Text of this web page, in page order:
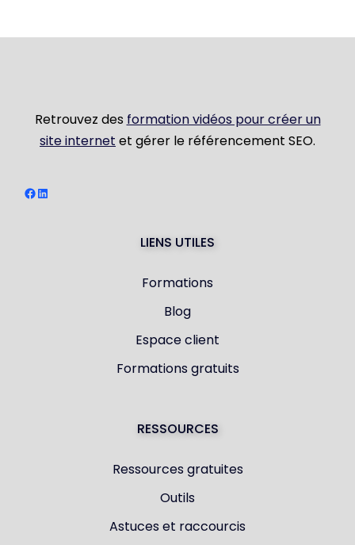
Retrouvez des formation vidéos pour créer un
site internet et gérer le référencement SEO.
Facebook
LinkedIn
LIENS UTILES
Formations
Blog
Espace client
Formations gratuits
RESSOURCES
Ressources gratuites
Outils
Astuces et raccourcis